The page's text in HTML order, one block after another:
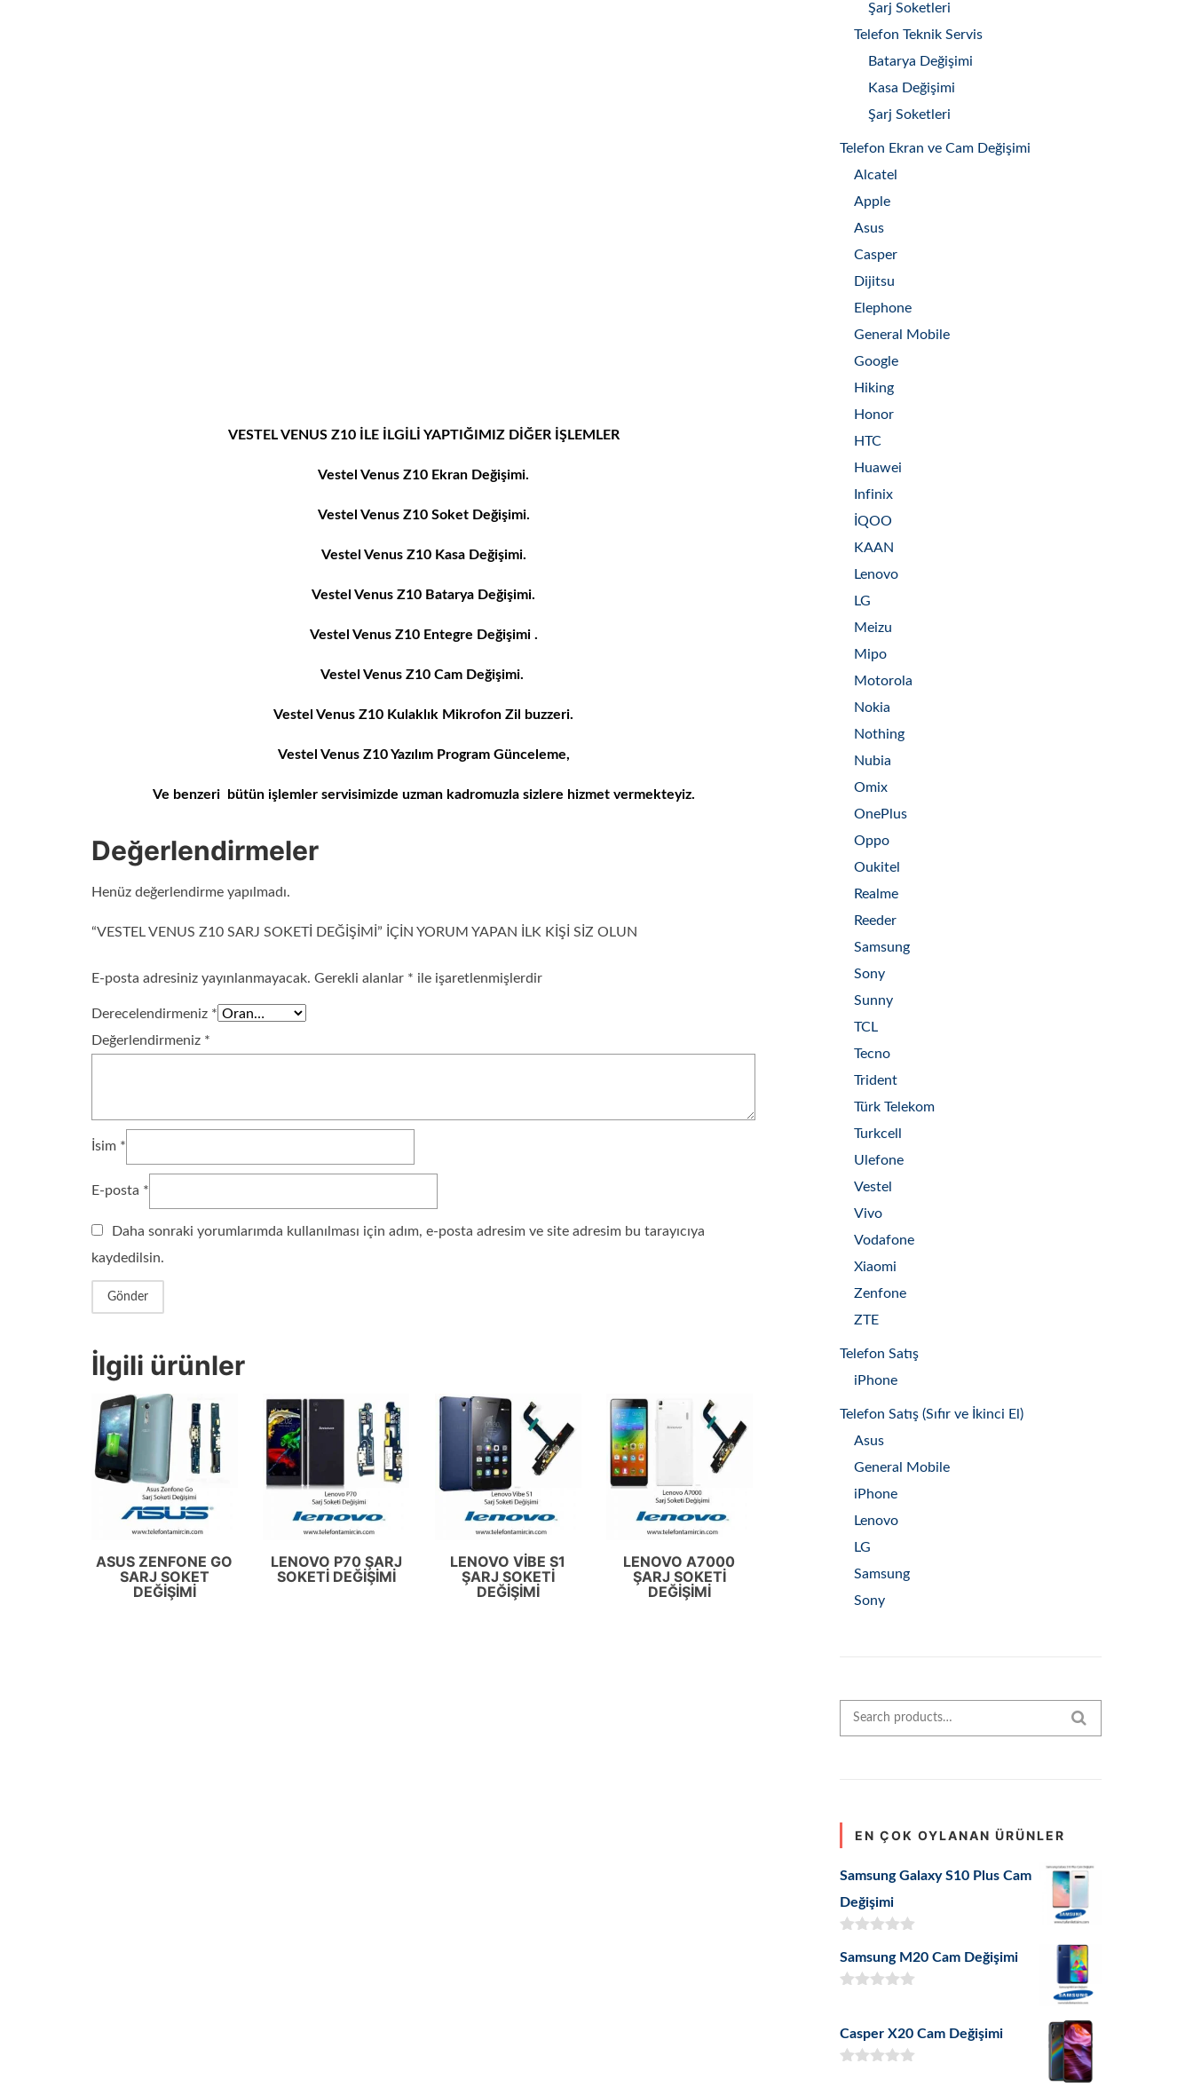
VESTEL VENUS Z10 İLE İLGİLİ YAPTIĞIMIZ DİĞER İŞLEMLER
Vestel Venus Z10 Ekran Değişimi.
Vestel Venus Z10Soket Değişimi.
Vestel Venus Z10 Kasa Değişimi.
Vestel Venus Z10 Batarya Değişimi.
Vestel Venus Z10Entegre Değişimi .
Vestel Venus Z10Cam Değişimi.
Vestel Venus Z10 Kulaklık Mikrofon Zil buzzeri.
Vestel Venus Z10Yazılım Program Günceleme,
Ve benzeri bütün işlemler servisimizde uzman kadromuzla sizlere hizmet vermekteyiz.
Değerlendirmeler
Henüz değerlendirme yapılmadı.
“VESTEL VENUS Z10 SARJ SOKETI DEĞIŞIMI” IÇIN YORUM YAPAN ILK KIŞI SIZ OLUN
E-posta adresiniz yayınlanmayacak. Gerekli alanlar * ile işaretlenmişlerdir
Derecelendirmeniz *
Değerlendirmeniz *
İsim *
E-posta *
Daha sonraki yorumlarımda kullanılması için adım, e-posta adresim ve site adresim bu tarayıcıya
kaydedilsin.
İlgili ürünler
ASUS ZENFONE GO
SARJ SOKET
DEĞIŞIMI
LENOVO P70 ŞARJ
SOKETI DEĞIŞIMI
LENOVO VIBE S1
ŞARJ SOKETI
DEĞIŞIMI
LENOVO A7000
ŞARJ SOKETI
DEĞIŞIMI
Şarj Soketleri
Telefon Teknik Servis
Batarya Değişimi
Kasa Değişimi
Şarj Soketleri
Telefon Ekran ve Cam Değişimi
Alcatel
Apple
Asus
Casper
Dijitsu
Elephone
General Mobile
Google
Hiking
Honor
HTC
Huawei
Infinix
İQOO
KAAN
Lenovo
LG
Meizu
Mipo
Motorola
Nokia
Nothing
Nubia
Omix
OnePlus
Oppo
Oukitel
Realme
Reeder
Samsung
Sony
Sunny
TCL
Tecno
Trident
Türk Telekom
Turkcell
Ulefone
Vestel
Vivo
Vodafone
Xiaomi
Zenfone
ZTE
Telefon Satış
iPhone
Telefon Satış (Sıfır ve İkinci El)
Asus
General Mobile
iPhone
Lenovo
LG
Samsung
Sony
Search for:
EN ÇOK OYLANAN ÜRÜNLER
Samsung Galaxy S10 Plus Cam
Değişimi
5.00oy aldı
Samsung M20 Cam Değişimi
Casper X20 Cam Değişimi